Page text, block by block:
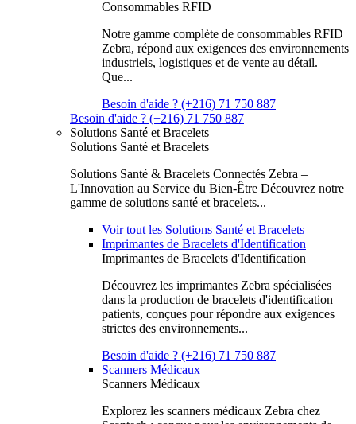
Consommables RFID
Notre gamme complète de consommables RFID
Zebra, répond aux exigences des environnements
industriels, logistiques et de vente au détail.
Que...
Besoin d'aide ? (+216) 71 750 887
Besoin d'aide ? (+216) 71 750 887
Solutions Santé et Bracelets
Solutions Santé et Bracelets
Solutions Santé & Bracelets Connectés Zebra –
L'Innovation au Service du Bien-Être Découvrez notre
gamme de solutions santé et bracelets...
Voir tout les Solutions Santé et Bracelets
Imprimantes de Bracelets d'Identification
Imprimantes de Bracelets d'Identification
Découvrez les imprimantes Zebra spécialisées
dans la production de bracelets d'identification
patients, conçues pour répondre aux exigences
strictes des environnements...
Besoin d'aide ? (+216) 71 750 887
Scanners Médicaux
Scanners Médicaux
Explorez les scanners médicaux Zebra chez